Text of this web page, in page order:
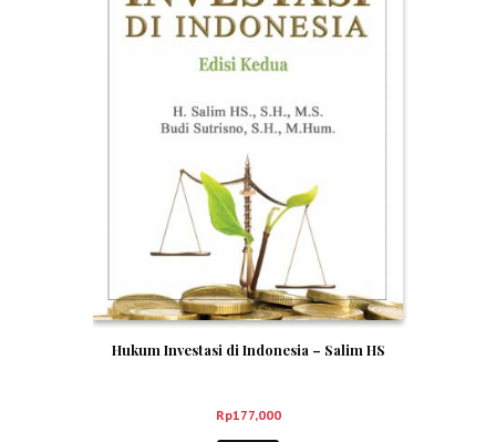
Hukum Investasi di Indonesia – Salim HS
Rp177,000